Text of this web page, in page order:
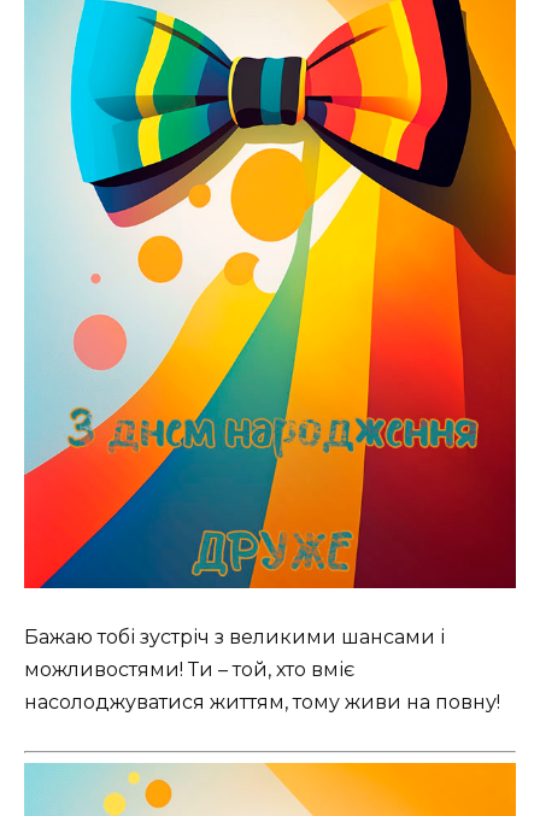
Бажаю тобі зустріч з великими шансами і
можливостями! Ти – той, хто вміє
насолоджуватися життям, тому живи на повну!